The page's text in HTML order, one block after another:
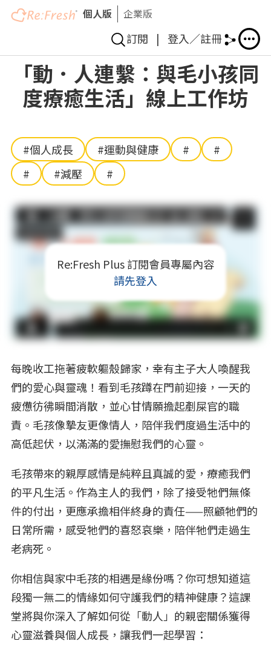
移
個人版 企業版
訂閱 | 登入／註冊
「動．人連繫：與毛小孩同
度療癒生活」線上工作坊
#個人成長 #運動與健康 #
#
#
#減壓 #
Re:Fresh Plus 訂閱會員專屬內容
請先登入
每晚收工拖著疲軟軀殼歸家，幸有主子大人喚醒我
們的愛心與靈魂！看到毛孩蹲在門前迎接，一天的
疲憊彷彿瞬間消散，並心甘情願擔起剷屎官的職
責。毛孩像摯友更像情人，陪伴我們度過生活中的
高低起伏，以滿滿的愛撫慰我們的心靈。
毛孩帶來的親厚感情是純粹且真誠的愛，療癒我們
的平凡生活。作為主人的我們，除了接受牠們無條
件的付出，更應承擔相伴終身的責任——照顧牠們的
日常所需，感受牠們的喜怒哀樂，陪伴牠們走過生
老病死。
你相信與家中毛孩的相遇是緣份嗎？你可想知道這
段獨一無二的情緣如何守護我們的精神健康？這課
堂將與你深入了解如何從「動人」的親密關係獲得
心靈滋養與個人成長，讓我們一起學習：